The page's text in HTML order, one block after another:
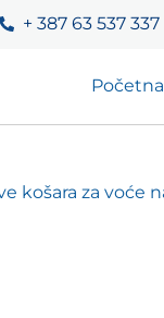
+ 387 63 537 337
Početna